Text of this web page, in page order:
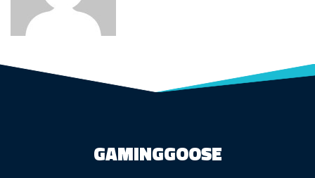
GAMINGGOOSE